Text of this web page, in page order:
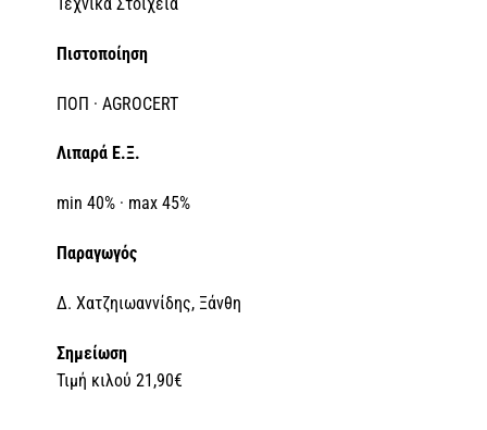
Πιστοποίηση
ΠΟΠ · AGROCERT
Λιπαρά Ε.Ξ.
min 40% · max 45%
Παραγωγός
Δ. Χατζηιωαννίδης, Ξάνθη
Σημείωση
Τιμή κιλού 21,90€